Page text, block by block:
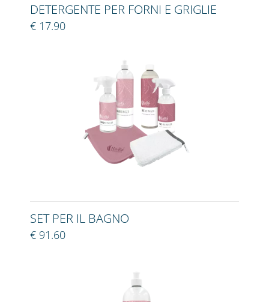
DETERGENTE PER FORNI E GRIGLIE
€ 17.90
SET PER IL BAGNO
€ 91.60